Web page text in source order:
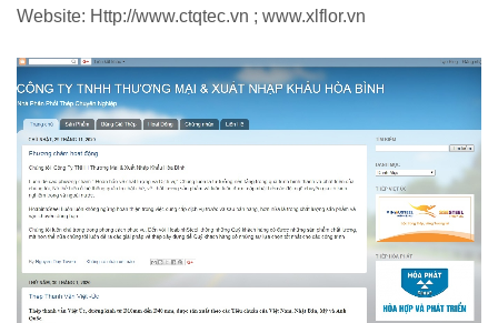
Website: Http://www.ctqtec.vn ; www.xlflor.vn